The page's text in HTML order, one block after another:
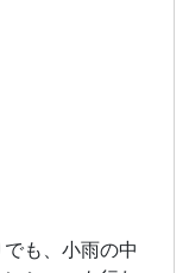
も、小雨の中